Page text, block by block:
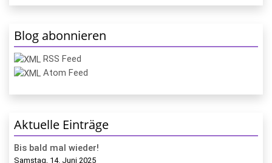
Blog abonnieren
RSS Feed
Atom Feed
Aktuelle Einträge
Bis bald mal wieder!
Samstag, 14. Juni 2025